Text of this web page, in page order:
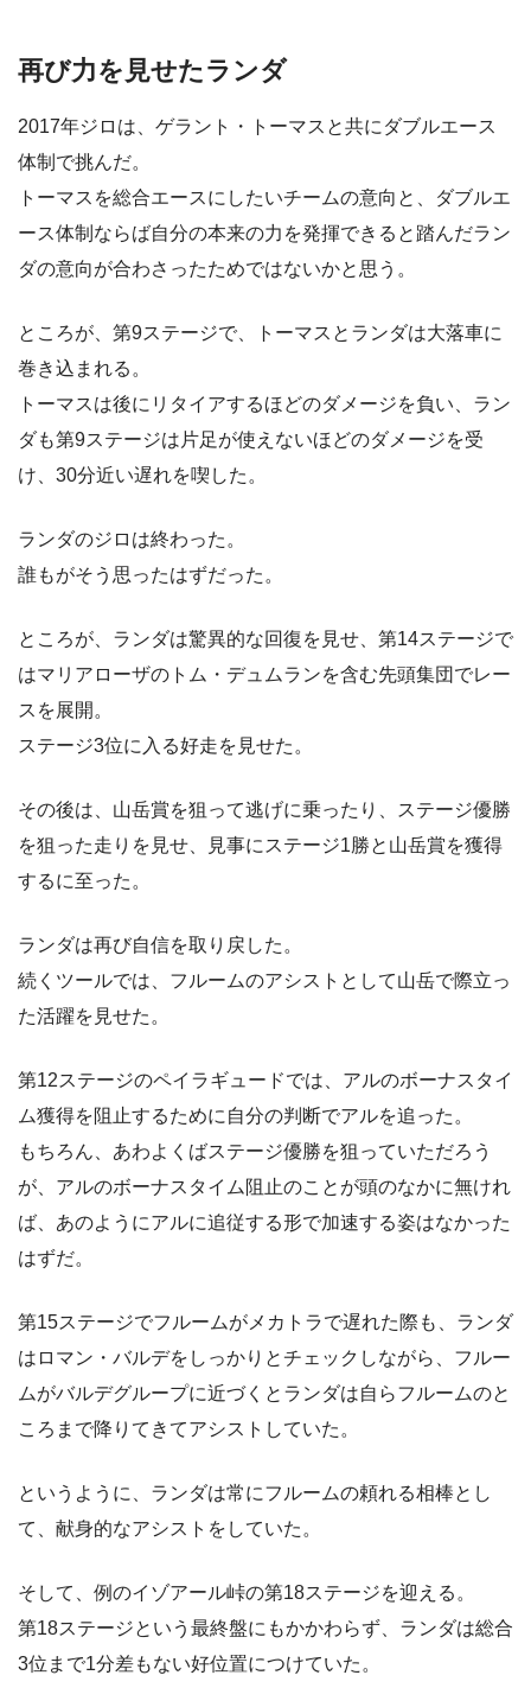
再び力を見せたランダ
2017年ジロは、ゲラント・トーマスと共にダブルエース
体制で挑んだ。
トーマスを総合エースにしたいチームの意向と、ダブルエ
ース体制ならば自分の本来の力を発揮できると踏んだラン
ダの意向が合わさったためではないかと思う。
ところが、第9ステージで、トーマスとランダは大落車に
巻き込まれる。
トーマスは後にリタイアするほどのダメージを負い、ラン
ダも第9ステージは片足が使えないほどのダメージを受
け、30分近い遅れを喫した。
ランダのジロは終わった。
誰もがそう思ったはずだった。
ところが、ランダは驚異的な回復を見せ、第14ステージで
はマリアローザのトム・デュムランを含む先頭集団でレー
スを展開。
ステージ3位に入る好走を見せた。
その後は、山岳賞を狙って逃げに乗ったり、ステージ優勝
を狙った走りを見せ、見事にステージ1勝と山岳賞を獲得
するに至った。
ランダは再び自信を取り戻した。
続くツールでは、フルームのアシストとして山岳で際立っ
た活躍を見せた。
第12ステージのペイラギュードでは、アルのボーナスタイ
ム獲得を阻止するために自分の判断でアルを追った。
もちろん、あわよくばステージ優勝を狙っていただろう
が、アルのボーナスタイム阻止のことが頭のなかに無けれ
ば、あのようにアルに追従する形で加速する姿はなかった
はずだ。
第15ステージでフルームがメカトラで遅れた際も、ランダ
はロマン・バルデをしっかりとチェックしながら、フルー
ムがバルデグループに近づくとランダは自らフルームのと
ころまで降りてきてアシストしていた。
というように、ランダは常にフルームの頼れる相棒とし
て、献身的なアシストをしていた。
そして、例のイゾアール峠の第18ステージを迎える。
第18ステージという最終盤にもかかわらず、ランダは総合
3位まで1分差もない好位置につけていた。